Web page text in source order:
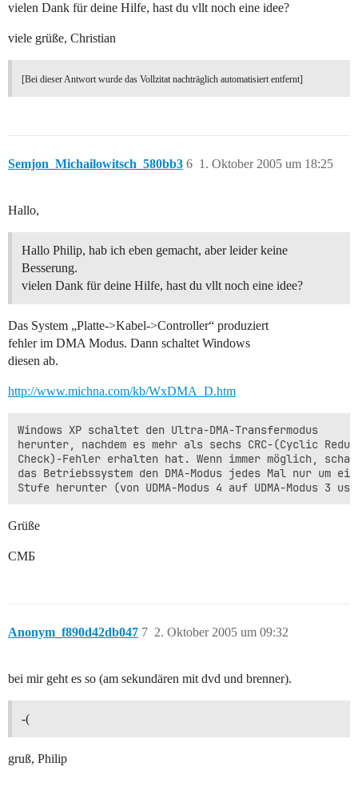
vielen Dank für deine Hilfe, hast du vllt noch eine idee?
viele grüße, Christian
[Bei dieser Antwort wurde das Vollzitat nachträglich automatisiert entfernt]
Semjon_Michailowitsch_580bb3 1. Oktober 2005 um 18:25
6
Hallo,
Hallo Philip, hab ich eben gemacht, aber leider keine
Besserung.
vielen Dank für deine Hilfe, hast du vllt noch eine idee?
Das System „Platte->Kabel->Controller“ produziert
fehler im DMA Modus. Dann schaltet Windows
diesen ab.
http://www.michna.com/kb/WxDMA_D.htm
Windows XP schaltet den Ultra-DMA-Transfermodus
herunter, nachdem es mehr als sechs CRC-(Cyclic
Check)-Fehler erhalten hat. Wenn immer möglich,
das Betriebssystem den DMA-Modus jedes Mal nur um
Grüße
CMБ
Anonym_f890d42db047 2. Oktober 2005 um 09:32
7
bei mir geht es so (am sekundären mit dvd und brenner).
-(
gruß, Philip